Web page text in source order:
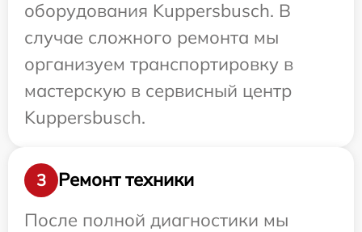
оборудования Kuppersbusch. В
случае сложного ремонта мы
организуем транспортировку в
мастерскую в сервисный центр
Kuppersbusch.
3
Ремонт техники
После полной диагностики мы